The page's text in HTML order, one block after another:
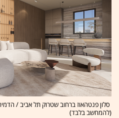
סלון פנטהאוז ברחוב שטרוק תל אביב /
(להמחשב בלבד)